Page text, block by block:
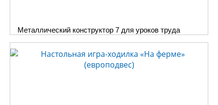
Металлический конструктор 7 для уроков труда